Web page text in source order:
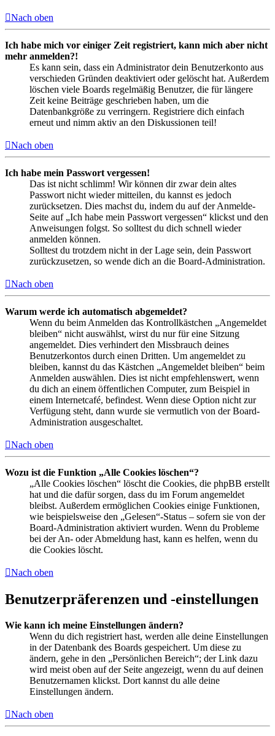
Nach oben
Ich habe mich vor einiger Zeit registriert, kann mich aber nicht
mehr anmelden?!
Es kann sein, dass ein Administrator dein Benutzerkonto aus
verschieden Gründen deaktiviert oder gelöscht hat. Außerdem
löschen viele Boards regelmäßig Benutzer, die für längere
Zeit keine Beiträge geschrieben haben, um die
Datenbankgröße zu verringern. Registriere dich einfach
erneut und nimm aktiv an den Diskussionen teil!
Nach oben
Ich habe mein Passwort vergessen!
Das ist nicht schlimm! Wir können dir zwar dein altes
Passwort nicht wieder mitteilen, du kannst es jedoch
zurücksetzen. Dies machst du, indem du auf der Anmelde-
Seite auf „Ich habe mein Passwort vergessen“ klickst und den
Anweisungen folgst. So solltest du dich schnell wieder
anmelden können.
Solltest du trotzdem nicht in der Lage sein, dein Passwort
zurückzusetzen, so wende dich an die Board-Administration.
Nach oben
Warum werde ich automatisch abgemeldet?
Wenn du beim Anmelden das Kontrollkästchen „Angemeldet
bleiben“ nicht auswählst, wirst du nur für eine Sitzung
angemeldet. Dies verhindert den Missbrauch deines
Benutzerkontos durch einen Dritten. Um angemeldet zu
bleiben, kannst du das Kästchen „Angemeldet bleiben“ beim
Anmelden auswählen. Dies ist nicht empfehlenswert, wenn
du dich an einem öffentlichen Computer, zum Beispiel in
einem Internetcafé, befindest. Wenn diese Option nicht zur
Verfügung steht, dann wurde sie vermutlich von der Board-
Administration ausgeschaltet.
Nach oben
Wozu ist die Funktion „Alle Cookies löschen“?
„Alle Cookies löschen“ löscht die Cookies, die phpBB erstellt
hat und die dafür sorgen, dass du im Forum angemeldet
bleibst. Außerdem ermöglichen Cookies einige Funktionen,
wie beispielsweise den „Gelesen“-Status – sofern sie von der
Board-Administration aktiviert wurden. Wenn du Probleme
bei der An- oder Abmeldung hast, kann es helfen, wenn du
die Cookies löscht.
Nach oben
Benutzerpräferenzen und -einstellungen
Wie kann ich meine Einstellungen ändern?
Wenn du dich registriert hast, werden alle deine Einstellungen
in der Datenbank des Boards gespeichert. Um diese zu
ändern, gehe in den „Persönlichen Bereich“; der Link dazu
wird meist oben auf der Seite angezeigt, wenn du auf deinen
Benutzernamen klickst. Dort kannst du alle deine
Einstellungen ändern.
Nach oben